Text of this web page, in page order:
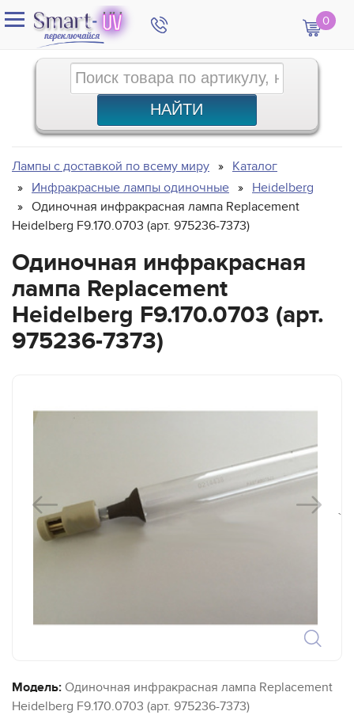
0
Лампы с доставкой по всему миру
Каталог
Инфракрасные лампы одиночные
Heidelberg
Одиночная инфракрасная лампа Replacement
Heidelberg F9.170.0703 (арт. 975236-7373)
Одиночная инфракрасная
лампа Replacement
Heidelberg F9.170.0703 (арт.
975236-7373)
`
Модель: Одиночная инфракрасная лампа Replacement
Heidelberg F9.170.0703 (арт. 975236-7373)